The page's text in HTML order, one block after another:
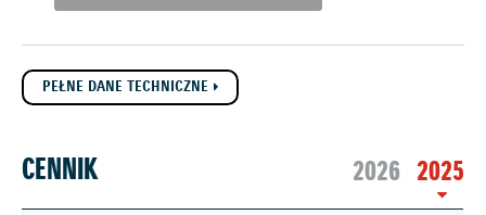
PEŁNE DANE TECHNICZNE
2026 2025
CENNIK